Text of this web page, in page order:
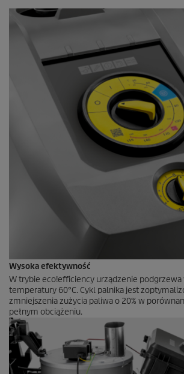
Wysoka efektywność
W trybie eco!efficiency urządzenie podgrzewa
temperatury 60°C. Cykl palnika jest
zmniejszenia zużycia paliwa o 20% w
pełnym obciążeniu.